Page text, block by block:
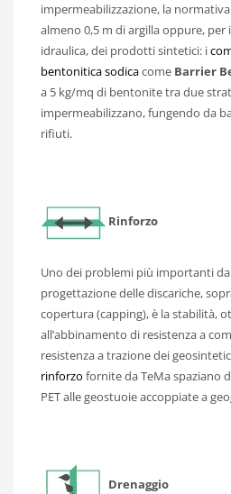
impermeabilizzazione, la
almeno 0,5 m di argilla oppure,
idraulica, dei prodotti sintetici: i
bentonitica sodicacome Barrier
a 5 kg/mq di bentonite tra due
impermeabilizzano, fungendo da
rifiuti.
Rinforzo
Uno dei problemi più importanti
progettazione delle discariche,
copertura (capping), è la stabilità,
all’abbinamento di resistenza a
resistenza a trazione dei
rinforzo fornite da TeMa spaziano
PET alle geostuoie accoppiate a
Drenaggio